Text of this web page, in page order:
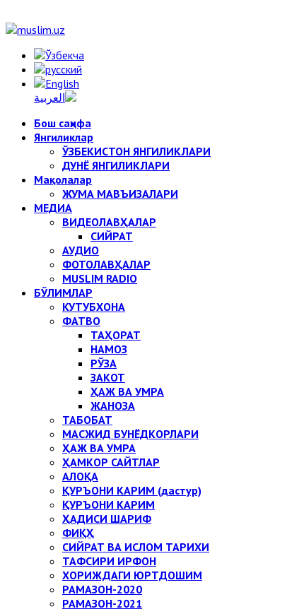
Бош саҳифа
Янгиликлар
ЎЗБЕКИСТОН ЯНГИЛИКЛАРИ
ДУНЁ ЯНГИЛИКЛАРИ
Мақолалар
ЖУМА МАВЪИЗАЛАРИ
МЕДИА
ВИДЕОЛАВҲАЛАР
СИЙРАТ
АУДИО
ФОТОЛАВҲАЛАР
MUSLIM RADIO
БЎЛИМЛАР
КУТУБХОНА
ФАТВО
ТАҲОРАТ
НАМОЗ
РЎЗА
ЗАКОТ
ҲАЖ ВА УМРА
ЖАНОЗА
ТАБОБАТ
МАСЖИД БУНЁДКОРЛАРИ
ҲАЖ ВА УМРА
ҲАМКОР САЙТЛАР
АЛОҚА
ҚУРЪОНИ КАРИМ (дастур)
ҚУРЪОНИ КАРИМ
ҲАДИСИ ШАРИФ
ФИҚҲ
СИЙРАТ ВА ИСЛОМ ТАРИХИ
ТАФСИРИ ИРФОН
ХОРИЖДАГИ ЮРТДОШИМ
РАМАЗОН-2020
РАМАЗОН-2021